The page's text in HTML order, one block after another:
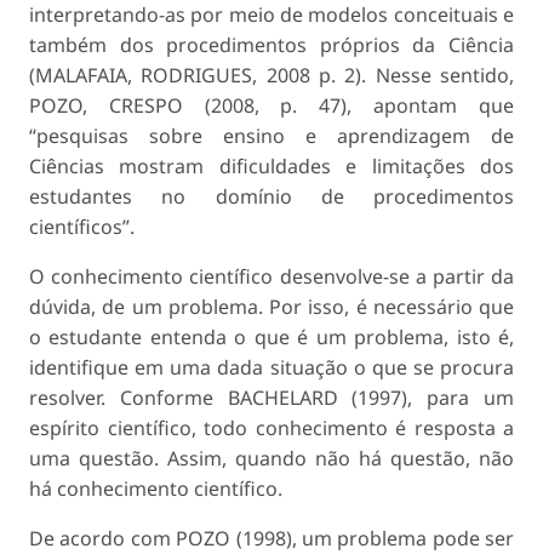
interpretando-as por meio de modelos conceituais e
também dos procedimentos próprios da Ciência
(MALAFAIA, RODRIGUES, 2008 p. 2). Nesse sentido,
POZO, CRESPO (2008, p. 47), apontam que
“pesquisas sobre ensino e aprendizagem de
Ciências mostram dificuldades e limitações dos
estudantes no domínio de procedimentos
científicos”.
O conhecimento científico desenvolve-se a partir da
dúvida, de um problema. Por isso, é necessário que
o estudante entenda o que é um problema, isto é,
identifique em uma dada situação o que se procura
resolver. Conforme BACHELARD (1997), para um
espírito científico, todo conhecimento é resposta a
uma questão. Assim, quando não há questão, não
há conhecimento científico.
De acordo com POZO (1998), um problema pode ser